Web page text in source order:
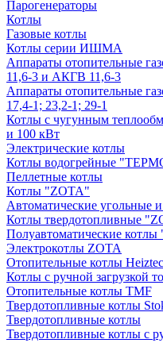
Парогенераторы
Котлы
Газовые котлы
Котлы серии ИШМА
Аппараты отопительные
11,6-3 и АКГВ 11,6-3
Аппараты отопительные
17,4-1; 23,2-1; 29-1
Котлы с чугунным
и 100 кВт
Электрические котлы
Котлы водогрейные
Пеллетные котлы
Котлы "ZOTA"
Автоматические угольные
Котлы твердотопливные
Полуавтоматические
Электрокотлы ZOTA
Отопительные котлы
Котлы с ручной загрузкой
Отопительные котлы TMF
Твердотопливные котлы
Твердотопливные котлы
Твердотопливные котлы с